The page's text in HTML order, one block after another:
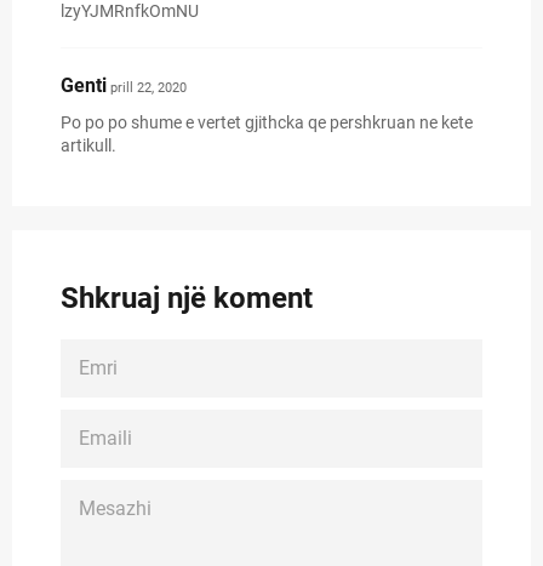
lzyYJMRnfkOmNU
Genti prill 22, 2020
Po po po shume e vertet gjithcka qe pershkruan ne kete
artikull.
Shkruaj një koment